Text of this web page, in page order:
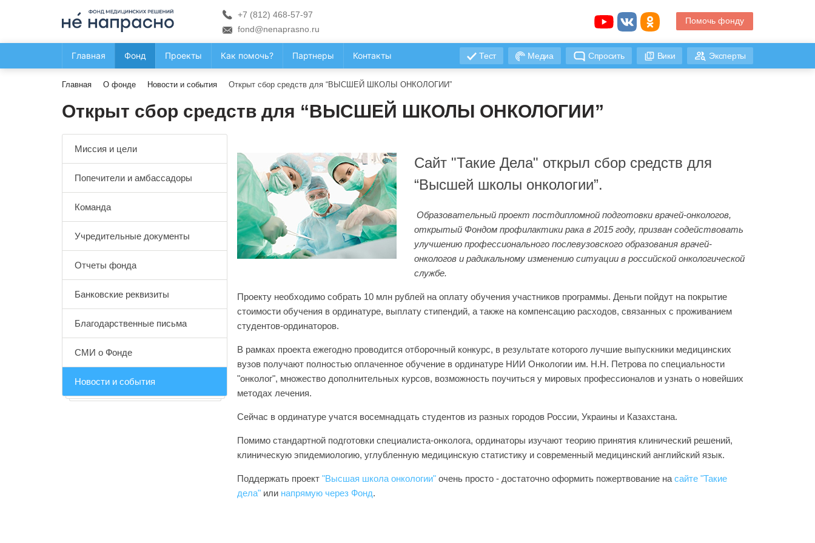
+7 (812) 468-57-97
fond@nenaprasno.ru
Помочь фонду
Главная Фонд Проекты Как помочь? Партнеры Контакты Тест Медиа Спросить Вики Эксперты
Главная О фонде Новости и события Открыт сбор средств для “ВЫСШЕЙ ШКОЛЫ ОНКОЛОГИИ”
Открыт сбор средств для “ВЫСШЕЙ ШКОЛЫ ОНКОЛОГИИ”
Миссия и цели
Попечители и амбассадоры
Команда
Учредительные документы
Отчеты фонда
Банковские реквизиты
Благодарственные письма
СМИ о Фонде
Новости и события
Сайт "Такие Дела" открыл сбор средств для
“Высшей школы онкологии”.
Образовательный проект постдипломной подготовки врачей-онкологов,
открытый Фондом профилактики рака в 2015 году, призван содействовать
улучшению профессионального послевузовского образования врачей-
онкологов и радикальному изменению ситуации в российской онкологической
службе.
Проекту необходимо собрать 10 млн рублей на оплату обучения участников программы. Деньги пойдут на покрытие
стоимости обучения в ординатуре, выплату стипендий, а также на компенсацию расходов, связанных с проживанием
студентов-ординаторов.
В рамках проекта ежегодно проводится отборочный конкурс, в результате которого лучшие выпускники медицинских
вузов получают полностью оплаченное обучение в ординатуре НИИ Онкологии им. Н.Н. Петрова по специальности
"онколог", множество дополнительных курсов, возможность поучиться у мировых профессионалов и узнать о новейших
методах лечения.
Сейчас в ординатуре учатся восемнадцать студентов из разных городов России, Украины и Казахстана.
Помимо стандартной подготовки специалиста-онколога, ординаторы изучают теорию принятия клинический решений,
клиническую эпидемиологию, углубленную медицинскую статистику и современный медицинский английский язык.
Поддержать проект "Высшая школа онкологии" очень просто - достаточно оформить пожертвование на сайте "Такие
дела" или напрямую через Фонд.